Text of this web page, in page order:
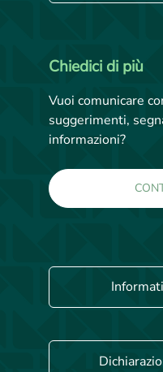
Chiedici di più
Vuoi comunicare
suggerimenti,
informazioni?